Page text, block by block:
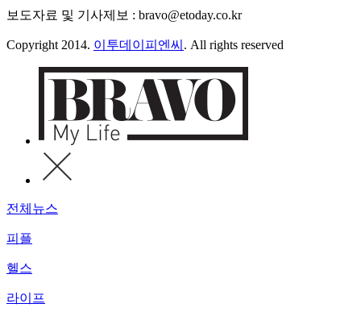
보도자료 및 기사제보 : bravo@etoday.co.kr
Copyright 2014. 이투데이피엔씨 . All rights reserved
전체뉴스
피플
헬스
라이프